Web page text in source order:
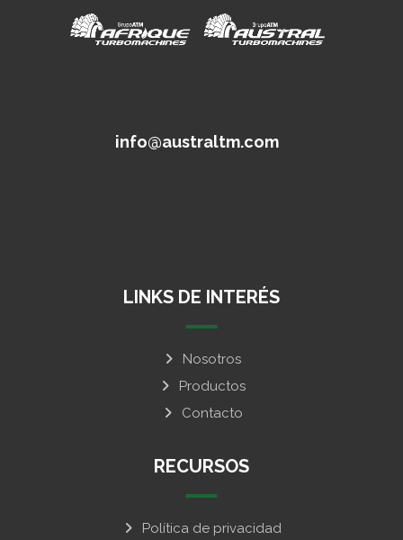
info@australtm.com
LINKS DE INTERÉS
Nosotros
Productos
Contacto
RECURSOS
Política de privacidad